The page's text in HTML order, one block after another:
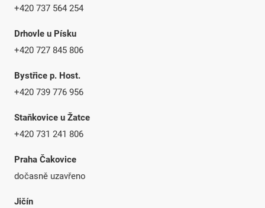
+420 737 564 254
Drhovle u Písku
+420 727 845 806
Bystřice p. Host.
+420 739 776 956
Staňkovice u Žatce
+420 731 241 806
Praha Čakovice
dočasně uzavřeno
Jičín